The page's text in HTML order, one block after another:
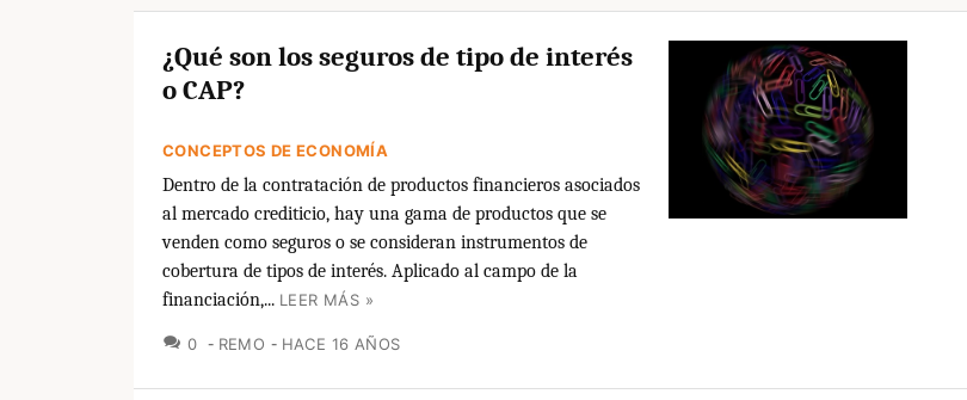
¿Qué son los seguros de tipo de interés
o CAP?
CONCEPTOS DE ECONOMÍA
Dentro de la contratación de productos financieros asociados
al mercado crediticio, hay una gama de productos que se
venden como seguros o se consideran instrumentos de
cobertura de tipos de interés. Aplicado al campo de la
financiación,... LEER MÁS »
0 COMENTARIOS
REMO HACE 16 AÑOS